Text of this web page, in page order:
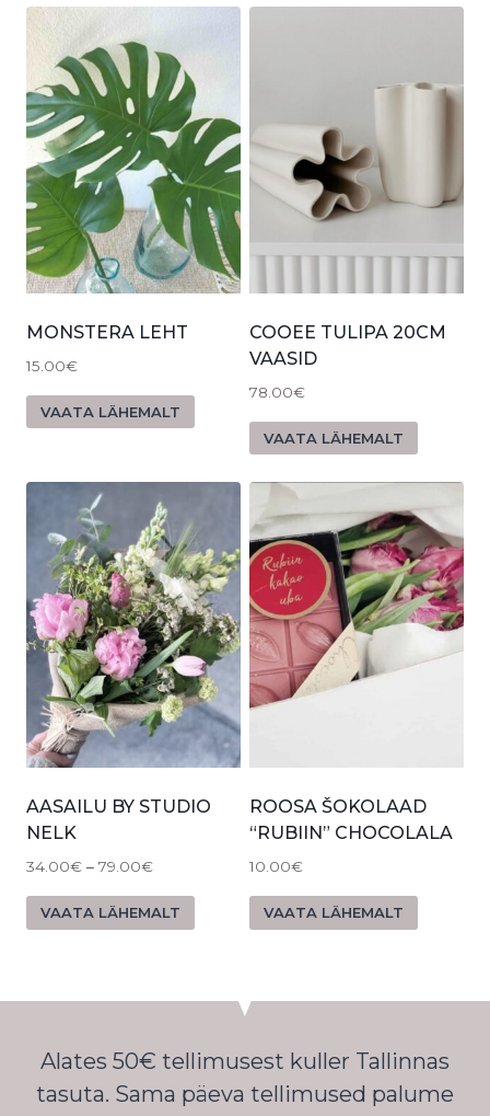
MONSTERA LEHT
15.00€
VAATA LÄHEMALT
COOEE TULIPA 20CM
VAASID
78.00€
VAATA LÄHEMALT
AASAILU BY STUDIO
NELK
34.00€ – 79.00€
VAATA LÄHEMALT
ROOSA ŠOKOLAAD
“RUBIIN” CHOCOLALA
10.00€
VAATA LÄHEMALT
Alates 50€ tellimusest kuller Tallinnas
tasuta. Sama päeva tellimused palume